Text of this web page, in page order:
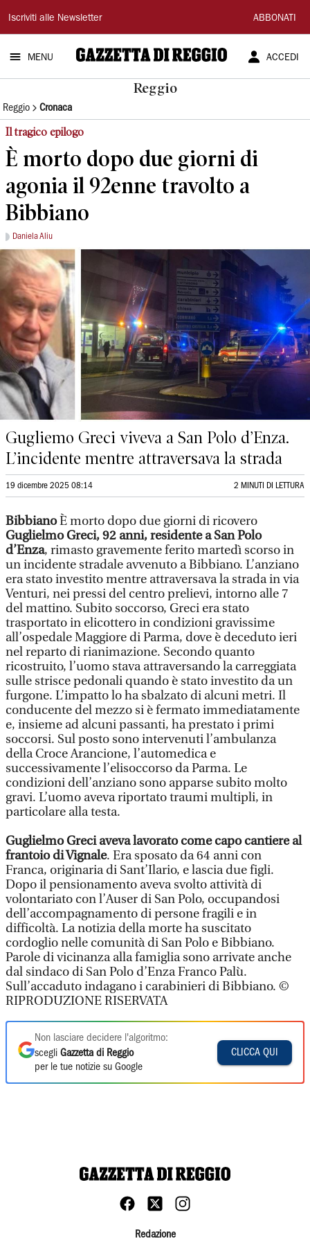
Gazzetta
di
Reggio
Iscriviti alle Newsletter ABBONATI
MENU ACCEDI
Reggio
Reggio Cronaca
Il tragico epilogo
È morto dopo due giorni di
agonia il 92enne travolto a
Bibbiano
Daniela Aliu
Gugliemo Greci viveva a San Polo d’Enza.
L’incidente mentre attraversava la strada
19 dicembre 2025 08:14 2 MINUTI DI LETTURA
BibbianoÈ morto dopo due giorni di ricovero
Guglielmo Greci, 92 anni, residente a San Polo
d’Enza, rimasto gravemente ferito martedì scorso in
un incidente stradale avvenuto a Bibbiano. L’anziano
era stato investito mentre attraversava la strada in via
Venturi, nei pressi del centro prelievi, intorno alle 7
del mattino. Subito soccorso, Greci era stato
trasportato in elicottero in condizioni gravissime
all’ospedale Maggiore di Parma, dove è deceduto ieri
nel reparto di rianimazione. Secondo quanto
ricostruito, l’uomo stava attraversando la carreggiata
sulle strisce pedonali quando è stato investito da un
furgone. L’impatto lo ha sbalzato di alcuni metri. Il
conducente del mezzo si è fermato immediatamente
e, insieme ad alcuni passanti, ha prestato i primi
soccorsi. Sul posto sono intervenuti l’ambulanza
della Croce Arancione, l’automedica e
successivamente l’elisoccorso da Parma. Le
condizioni dell’anziano sono apparse subito molto
gravi. L’uomo aveva riportato traumi multipli, in
particolare alla testa.
Guglielmo Greci aveva lavorato come capo cantiere al
frantoio di Vignale. Era sposato da 64 anni con
Franca, originaria di Sant’Ilario, e lascia due figli.
Dopo il pensionamento aveva svolto attività di
volontariato con l’Auser di San Polo, occupandosi
dell’accompagnamento di persone fragili e in
difficoltà. La notizia della morte ha suscitato
cordoglio nelle comunità di San Polo e Bibbiano.
Parole di vicinanza alla famiglia sono arrivate anche
dal sindaco di San Polo d’Enza Franco Palù.
Sull’accaduto indagano i carabinieri di Bibbiano. ©
RIPRODUZIONE RISERVATA
Non lasciare decidere l'algoritmo:
scegli Gazzetta di Reggio
per le tue notizie su Google
CLICCA QUI
Redazione